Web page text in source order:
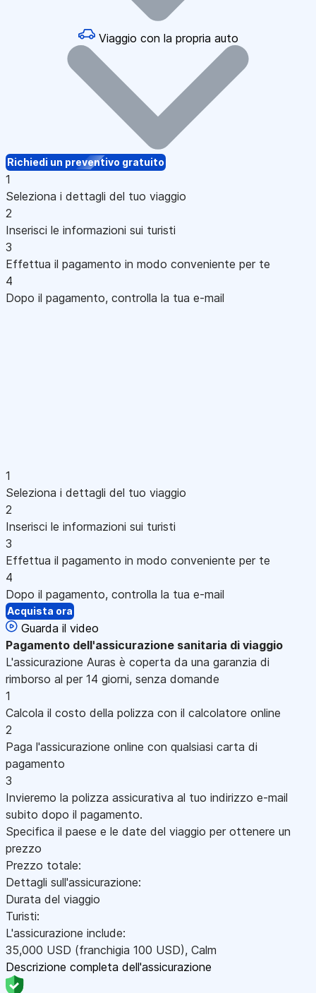
Viaggio con la propria auto
Richiedi un preventivo gratuito
1
Seleziona i dettagli del tuo viaggio
2
Inserisci le informazioni sui turisti
3
Effettua il pagamento in modo conveniente per te
4
Dopo il pagamento, controlla la tua e-mail
1
Seleziona i dettagli del tuo viaggio
2
Inserisci le informazioni sui turisti
3
Effettua il pagamento in modo conveniente per te
4
Dopo il pagamento, controlla la tua e-mail
Acquista ora
Guarda il video
Pagamento dell'assicurazione sanitaria di viaggio
L'assicurazione Auras è coperta da una garanzia di
rimborso al per 14 giorni, senza domande
1
Calcola il costo della polizza con il calcolatore online
2
Paga l'assicurazione online con qualsiasi carta di
pagamento
3
Invieremo la polizza assicurativa al tuo indirizzo e-mail
subito dopo il pagamento.
Specifica il paese e le date del viaggio per ottenere un
prezzo
Prezzo totale:
Dettagli sull'assicurazione:
Durata del viaggio
Turisti:
L'assicurazione include:
35,000 USD (franchigia 100 USD), Calm
Descrizione completa dell'assicurazione